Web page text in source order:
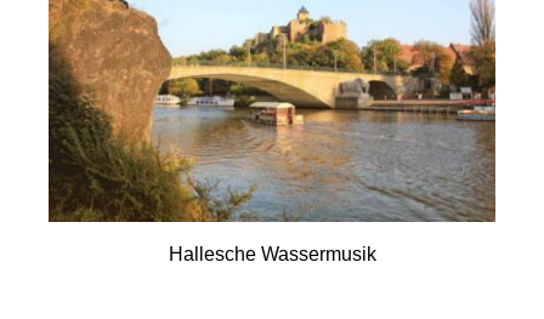
- Kontakt
- Häufige Fragen
- Feedback
Tel. 0345 13530800
Ihre E-Mail-Adresse (Pflichtfeld)
Ihre Telefon-Nr.(Pflichtfeld)
Hallesche Wassermusik